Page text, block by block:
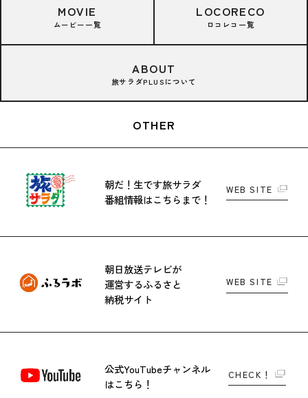
MOVIE
ムービー一覧
LOCORECO
ロコレコ一覧
ABOUT
旅サラダPLUSについて
OTHER
朝だ！生です旅サラダ
番組情報はこちらまで！
WEB SITE
朝日放送テレビが
運営するふるさと
納税サイト
WEB SITE
公式YouTubeチャンネル
はこちら！
CHECK！